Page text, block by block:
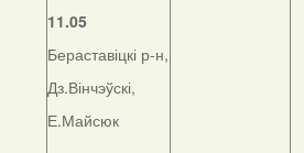
11.05
Бераставіцкі р-н,
Дз.Вінчэўскі,
Е.Майсюк